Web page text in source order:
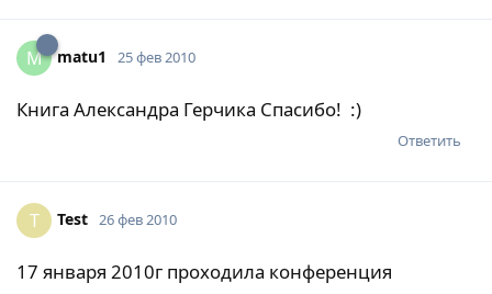
M matu1 25 фев 2010
Книга Александра Герчика Спасибо! :)
Ответить
T Test 26 фев 2010
17 января 2010г проходила конференция